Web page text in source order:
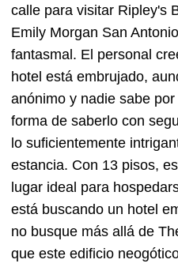
calle para visitar Ripley's
Emily Morgan San
fantasmal. El personal
hotel está embrujado,
anónimo y nadie sabe
forma de saberlo con
lo suficientemente
estancia. Con 13 pisos,
lugar ideal para
está buscando un hotel
no busque más allá de
que este edificio